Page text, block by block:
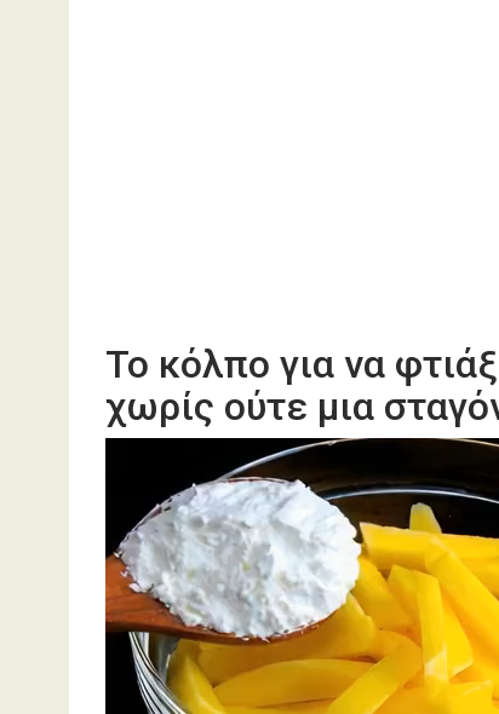
Το κόλπο για να
χωρίς ούτε μια
Αναπαραγωγής
Βίντεο